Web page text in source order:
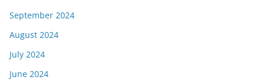
September 2024
August 2024
July 2024
June 2024